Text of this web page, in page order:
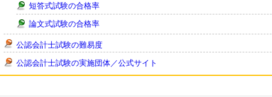
短答式試験の合格率
論文式試験の合格率
公認会計士試験の難易度
公認会計士試験の実施団体／公式サイト